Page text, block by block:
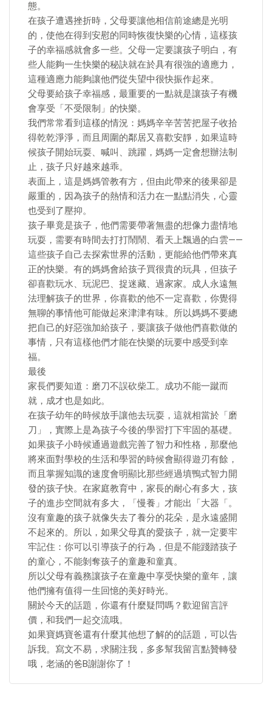
態。
在孩子遭遇挫折時，父母要讓他相信前途總是光明
的，使他在得到安慰的同時恢復快樂的心情，這樣孩
子的幸福感就會多一些。父母一定要讓孩子明白，有
些人能夠一生快樂的秘訣就在於具有很強的適應力，
這種適應力能夠讓他們從失望中很快振作起來。
父母要給孩子幸福感，最重要的一點就是讓孩子有機
會享受「不受限制」的快樂。
我們常常看到這樣的情況：媽媽辛辛苦苦把屋子收拾
得乾乾淨淨，而且周圍的鄰居又喜歡安靜，如果這時
候孩子開始玩耍、喊叫、跳躍，媽媽一定會想辦法制
止，孩子只好越來越乖。
表面上，這是媽媽管教有方，但由此帶來的後果卻是
嚴重的，因為孩子的熱情和活力在一點點消失，心靈
也受到了壓抑。
孩子畢竟是孩子，他們需要帶著無盡的想像力盡情地
玩耍，需要有時間去打打鬧鬧、看天上飄過的白雲——
這些孩子自己去探索世界的活動，更能給他們帶來真
正的快樂。有的媽媽會給孩子買很貴的玩具，但孩子
卻喜歡玩水、玩泥巴、捉迷藏、過家家。成人永遠無
法理解孩子的世界，你喜歡的他不一定喜歡，你覺得
無聊的事情他可能做起來津津有味。所以媽媽不要總
把自己的好惡強加給孩子，要讓孩子做他們喜歡做的
事情，只有這樣他們才能在快樂的玩要中感受到幸
福。
最後
家長們要知道：磨刀不誤砍柴工。成功不能一蹴而
就，成才也是如此。
在孩子幼年的時候放手讓他去玩耍，這就相當於「磨
刀」，實際上是為孩子今後的學習打下牢固的基礎。
如果孩子小時候通過遊戲完善了智力和性格，那麼他
將來面對學校的生活和學習的時候會顯得遊刃有餘，
而且掌握知識的速度會明顯比那些經過填鴨式智力開
發的孩子快。在家庭教育中，家長的耐心有多大，孩
子的進步空間就有多大，「慢養」才能出「大器「。
沒有童趣的孩子就像失去了養分的花朵，是永遠盛開
不起來的。所以，如果父母真的愛孩子，就一定要牢
牢記住：你可以引導孩子的行為，但是不能踐踏孩子
的童心，不能剝奪孩子的童趣和童真。
所以父母有義務讓孩子在童趣中享受快樂的童年，讓
他們擁有值得一生回憶的美好時光。
關於今天的話題，你還有什麼疑問嗎？歡迎留言評
價，和我們一起交流哦。
如果寶媽寶爸還有什麼其他想了解的的話題，可以告
訴我。寫文不易，求關注我，多多幫我留言點贊轉發
哦，老涵的爸B謝謝你了！